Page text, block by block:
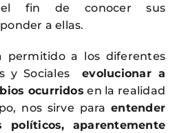
el fin de conocer sus
a ellas.
permitido a los diferentes
y Socialesevolucionar a
ocurridos en la realidad
nos sirve paraentender
políticos, aparentemente